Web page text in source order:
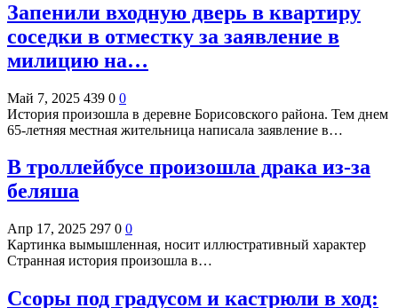
Запенили входную дверь в квартиру
соседки в отместку за заявление в
милицию на…
Май 7, 2025 439 0 0
История произошла в деревне Борисовского района. Тем днем
65-летняя местная жительница написала заявление в…
В троллейбусе произошла драка из-за
беляша
Апр 17, 2025 297 0 0
Картинка вымышленная, носит иллюстративный характер
Странная история произошла в…
Ссоры под градусом и кастрюли в ход: